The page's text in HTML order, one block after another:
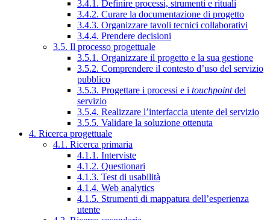
3.4.1. Definire processi, strumenti e rituali
3.4.2. Curare la documentazione di progetto
3.4.3. Organizzare tavoli tecnici collaborativi
3.4.4. Prendere decisioni
3.5. Il processo progettuale
3.5.1. Organizzare il progetto e la sua gestione
3.5.2. Comprendere il contesto d’uso del servizio
pubblico
3.5.3. Progettare i processi e i touchpointdel
servizio
3.5.4. Realizzare l’interfaccia utente del servizio
3.5.5. Validare la soluzione ottenuta
4. Ricerca progettuale
4.1. Ricerca primaria
4.1.1. Interviste
4.1.2. Questionari
4.1.3. Test di usabilità
4.1.4. Web analytics
4.1.5. Strumenti di mappatura dell’esperienza
utente